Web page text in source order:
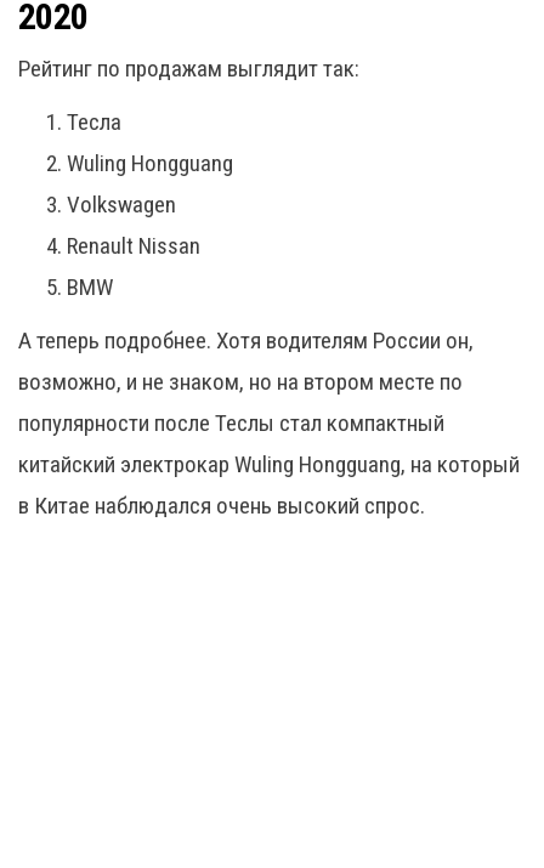
2020
Рейтинг по продажам выглядит так:
Тесла
Wuling Hongguang
Volkswagen
Renault Nissan
BMW
А теперь подробнее. Хотя водителям России он,
возможно, и не знаком, но на втором месте по
популярности после Теслы стал компактный
китайский электрокар Wuling Hongguang, на который
в Китае наблюдался очень высокий спрос.